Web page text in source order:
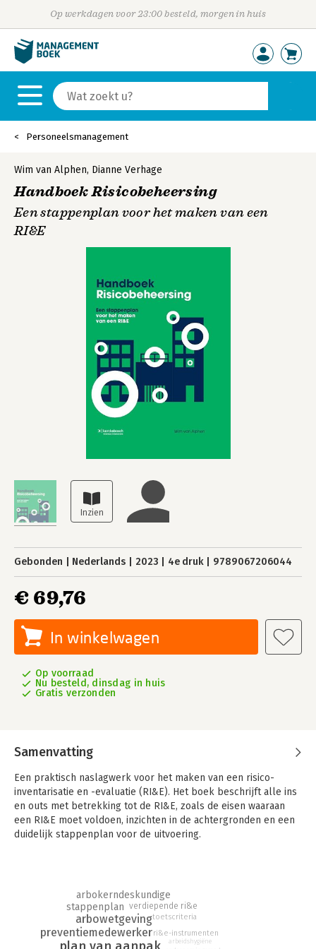
Op werkdagen voor 23:00 besteld, morgen in huis
Personeelsmanagement
Wim van Alphen, Dianne Verhage
Handboek Risicobeheersing
Een stappenplan voor het maken van een
RI&E
Gebonden Nederlands 2023 4e druk 9789067206044
€ 69,76
In winkelwagen
Op voorraad
Nu besteld, dinsdag in huis
Gratis verzonden
Samenvatting
Een praktisch naslagwerk voor het maken van een risico-
inventarisatie en -evaluatie (RI&E). Het boek beschrijft alle ins
en outs met betrekking tot de RI&E, zoals de eisen waaraan
een RI&E moet voldoen, inzichten in de achtergronden en een
duidelijk stappenplan voor de uitvoering.
In het boek worden vier zaken belicht:
- De eisen waaraan een risico-inventarisatie en -evaluatie
preventiemedewerker
arbowetgeving
stappenplan
arbokerndeskundige
verdiepende ri&e
toetscriteria
ri&e-instrumenten
arbeidshygiëne